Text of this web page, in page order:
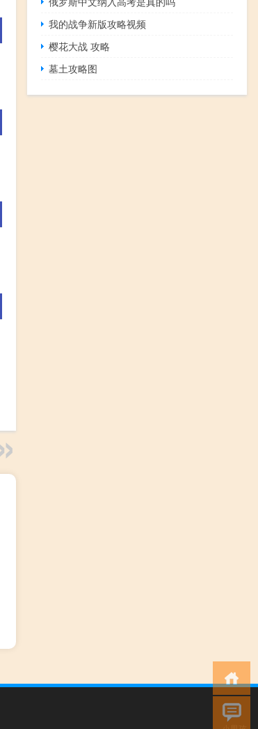
我的战争新版攻略视频
樱花大战 攻略
墓土攻略图